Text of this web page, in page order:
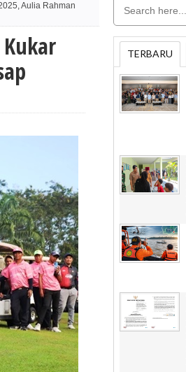
Aulia Rahman
TERBARU